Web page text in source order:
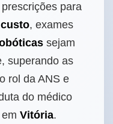
para
, exames
sejam
superando as
rol da ANS e
do médico
Vitória.